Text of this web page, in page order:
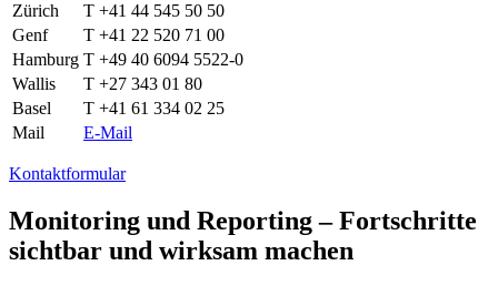
Zürich
T +41 44 545 50 50
Genf
T +41 22 520 71 00
Hamburg T +49 40 6094 5522-0
Wallis
T +27 343 01 80
Basel
T +41 61 334 02 25
Mail
E-Mail
Kontaktformular
Monitoring und Reporting – Fortschritte
sichtbar und wirksam machen